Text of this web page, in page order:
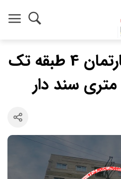
فروش فوری آپارتمان 4 طبقه تک